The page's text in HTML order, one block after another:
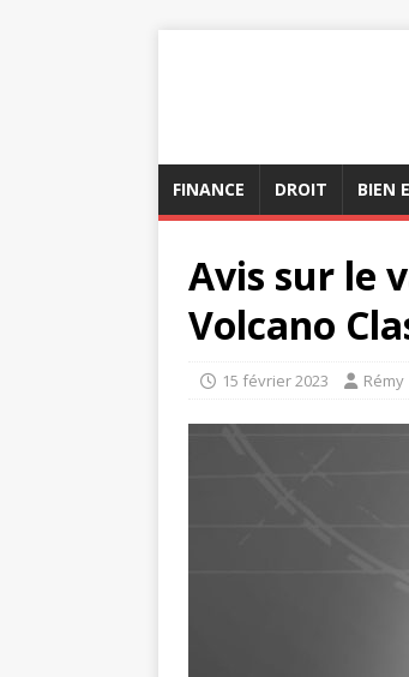
FINANCE DROIT BIEN
Avis sur le
Volcano
15 février 2023 Rémy